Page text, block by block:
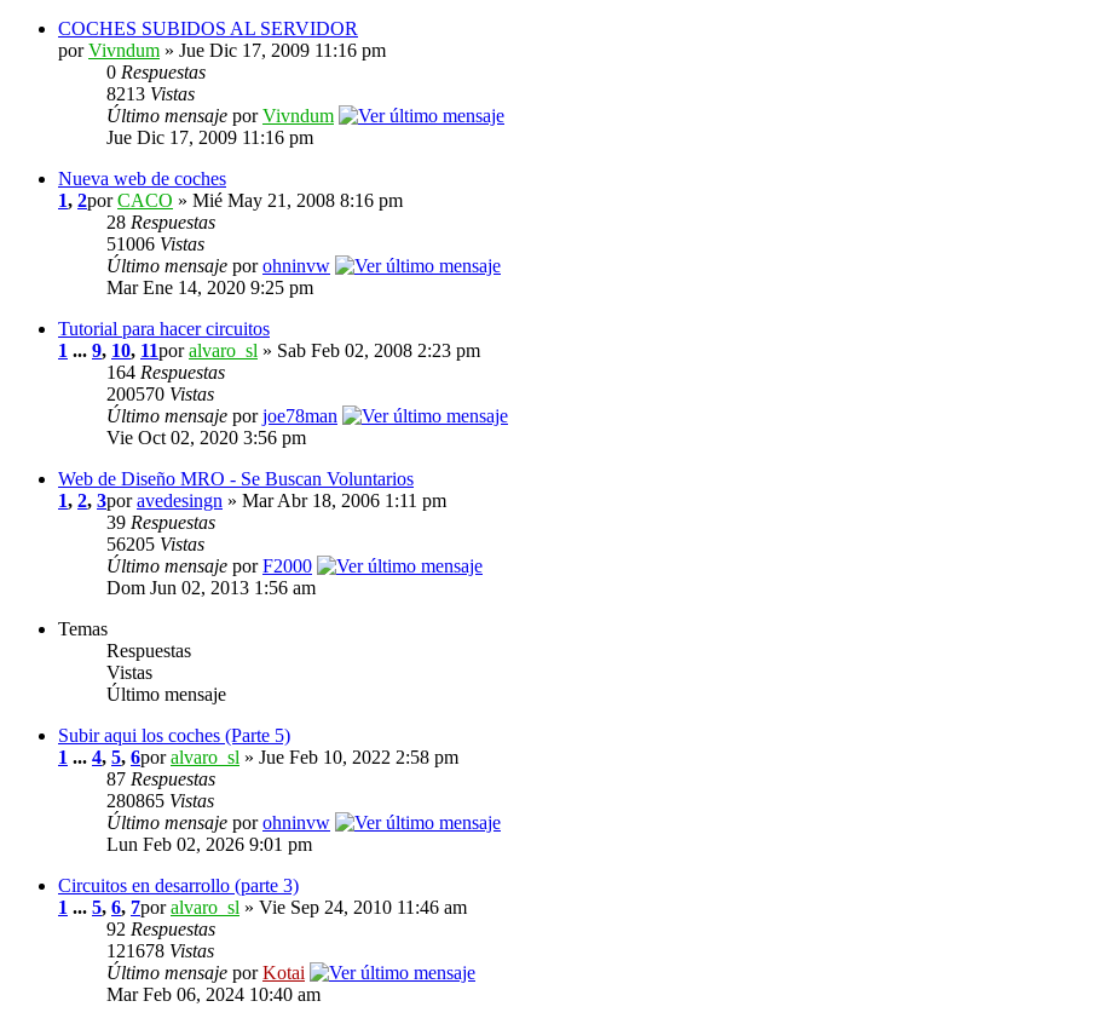
COCHES SUBIDOS AL SERVIDOR
porVivndum » Jue Dic 17, 2009 11:16 pm
0 Respuestas
8213 Vistas
Último mensaje porVivndum
Jue Dic 17, 2009 11:16 pm
Nueva web de coches
1, 2porCACO » Mié May 21, 2008 8:16 pm
28 Respuestas
51006 Vistas
Último mensaje porohninvw
Mar Ene 14, 2020 9:25 pm
Tutorial para hacer circuitos
1 ... 9, 10, 11poralvaro_sl » Sab Feb 02, 2008 2:23 pm
164 Respuestas
200570 Vistas
Último mensaje porjoe78man
Vie Oct 02, 2020 3:56 pm
Web de Diseño MRO - Se Buscan Voluntarios
1, 2, 3poravedesingn » Mar Abr 18, 2006 1:11 pm
39 Respuestas
56205 Vistas
Último mensaje porF2000
Dom Jun 02, 2013 1:56 am
Temas
Respuestas
Vistas
Último mensaje
Subir aqui los coches (Parte 5)
1 ... 4, 5, 6poralvaro_sl » Jue Feb 10, 2022 2:58 pm
87 Respuestas
280865 Vistas
Último mensaje porohninvw
Lun Feb 02, 2026 9:01 pm
Circuitos en desarrollo (parte 3)
1 ... 5, 6, 7poralvaro_sl » Vie Sep 24, 2010 11:46 am
92 Respuestas
121678 Vistas
Último mensaje porKotai
Mar Feb 06, 2024 10:40 am